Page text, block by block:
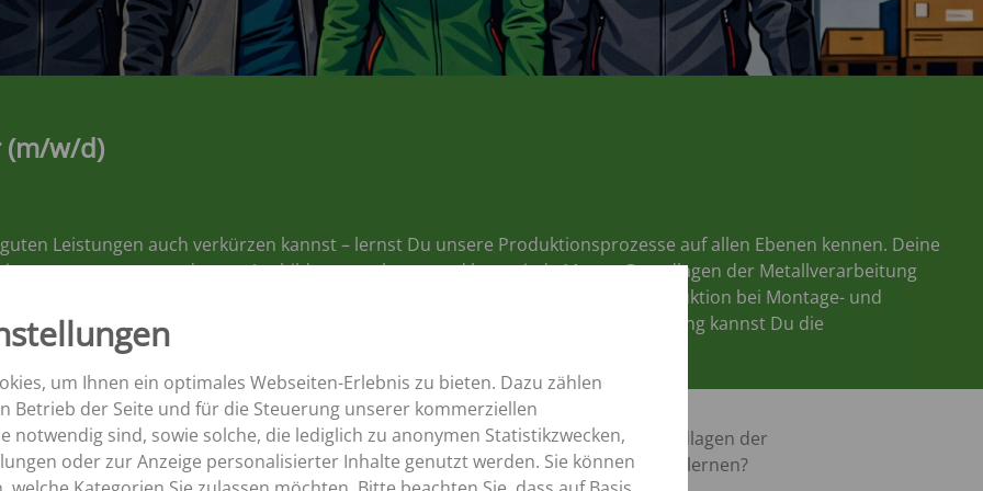
um Ihnen ein optimales Webseiten-Erlebnis zu bieten. Dazu zählen
Betrieb der Seite und für die Steuerung unserer kommerziellen
notwendig sind, sowie solche, die lediglich zu anonymen Statistikzwecken,
oder zur Anzeige personalisierter Inhalte genutzt werden. Sie können
ROLLBANDWAGEN
Aperion
(m/w/d)
Leistungen auch verkürzen kannst – lernst Du unsere Produktionsprozesse auf allen Ebenen kennen. Deine
unserer neuen, modernen Ausbildungswerkstatt und lernst jede Menge Grundlagen der Metallverarbeitung
Hydraulik. Danach fühlst Du Dich schon gut vorbereitet, um in unserer Produktion bei Montage- und
für Stück in verschiedenen Abteilungen auszubauen. Am Ende Deiner Ausbildung kannst Du die
programmieren, umrüsten und prüfen.
Du bist interessiert die Grundlagen der
Metallverarbeitung kennenzulernen?